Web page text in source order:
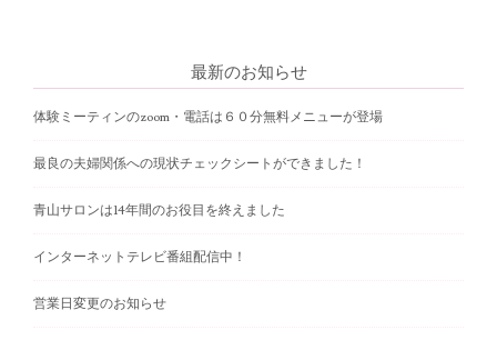
n
a
v
a
t
最新のお知らせ
体験ミーティンのzoom・電話は６０分無料メニューが登場
最良の夫婦関係への現状チェックシートができました！
青山サロンは14年間のお役目を終えました
インターネットテレビ番組配信中！
営業日変更のお知らせ